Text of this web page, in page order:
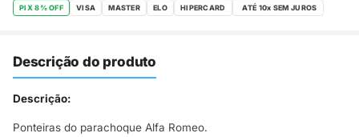
PIX 8% OFF VISA MASTER ELO HIPERCARD
Descrição do produto
Descrição:
Ponteiras do parachoque Alfa Romeo.